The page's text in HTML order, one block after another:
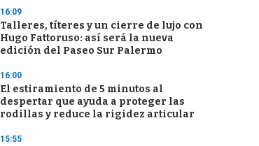
16:09
Talleres, títeres y un cierre de lujo con
Hugo Fattoruso: así será la nueva
edición del Paseo Sur Palermo
16:00
El estiramiento de 5 minutos al
despertar que ayuda a proteger las
rodillas y reduce la rigidez articular
15:55